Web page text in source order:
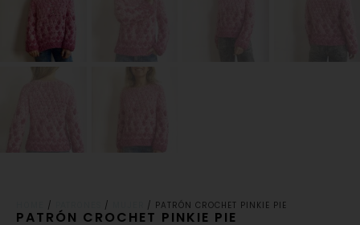
/ / / PATRÓN CROCHET PINKIE PIE
PATRÓN CROCHET PINKIE PIE